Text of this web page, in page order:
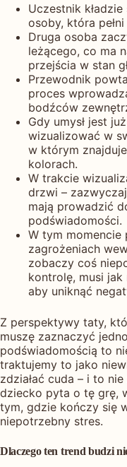
Uczestnik
osoby, która
Druga osoba
leżącego, co ma
przejścia w stan
Przewodnik
proces
bodźców
Gdy umysł jest
wizualizować w
w którym
kolorach.
W trakcie
drzwi –
mają prowadzić
podświadomości.
W tym momencie
zagrożeniach
zobaczy coś
kontrolę, musi jak
aby uniknąć
Z perspektywy taty,
muszę zaznaczyć
podświadomością to
traktujemy to jako
zdziałać cuda – i to
dziecko pyta o tę grę,
tym, gdzie kończy się
niepotrzebny stres.
Dlaczego ten trend budzi